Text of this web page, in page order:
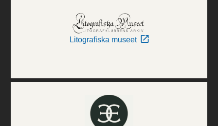
Litografiska museet